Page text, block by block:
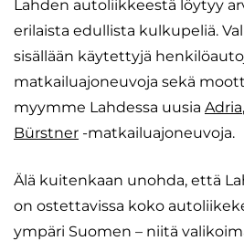
Lahden autoliikkeestä löytyy
erilaista edullista kulkupeliä.
sisällään käytettyjä
matkailuajoneuvoja sekä
myymme Lahdessa uusia Adria,
Bürstner -matkailuajoneuvoja.
Älä kuitenkaan unohda, että
on ostettavissa koko
ympäri Suomen – niitä